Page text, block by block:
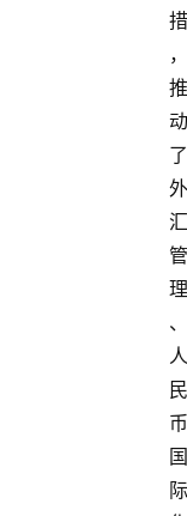
措
，
推
动
了
外
汇
管
理
、
人
民
币
国
际